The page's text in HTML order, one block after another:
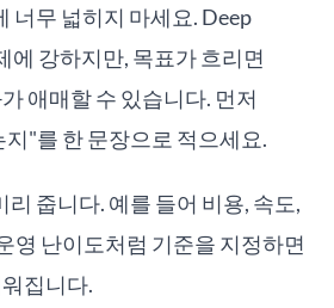
너무 넓히지 마세요. Deep
에 강하지만, 목표가 흐리면
애매할 수 있습니다. 먼저
"를 한 문장으로 적으세요.
리 줍니다. 예를 들어 비용, 속도,
영 난이도처럼 기준을 지정하면
집니다.